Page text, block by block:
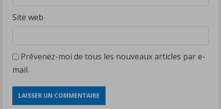
Site web
Prévenez-moi de tous les nouveaux articles par e-
mail.